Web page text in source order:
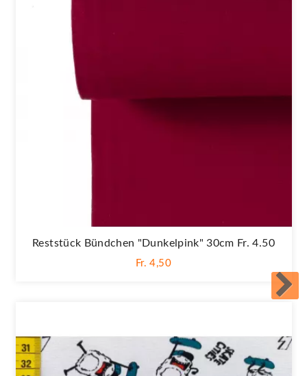
Reststück Bündchen "Dunkelpink" 30cm Fr. 4.50
Fr. 4,50